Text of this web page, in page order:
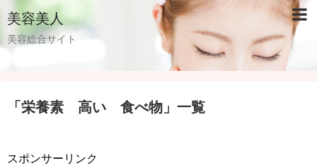
美容美人
美容総合サイト
「 栄養素 高い 食べ物 」 一覧
スポンサーリンク